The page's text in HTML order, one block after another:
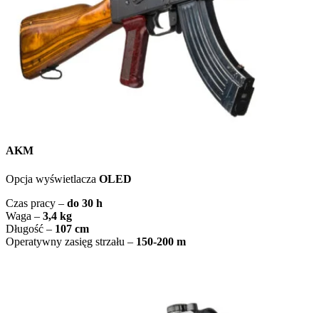
AKM
Opcja wyświetlacza OLED
Czas pracy – do 30 h
Waga – 3,4 kg
Długość – 107 cm
Operatywny zasięg strzału – 150-200 m